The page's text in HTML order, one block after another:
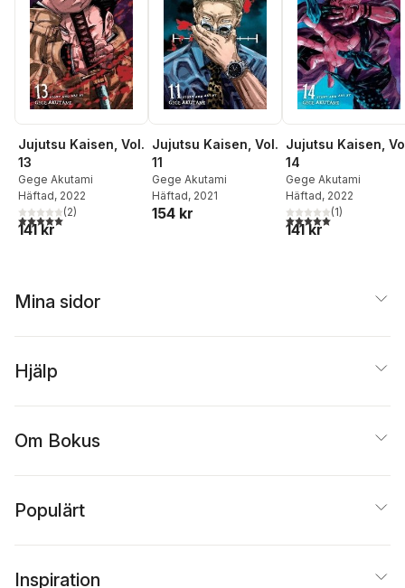
Jujutsu Kaisen, Vol.
13
Gege Akutami
Häftad, 2022
5,0utav 5 stjärnor. Totalt antal röster:
(2)
141 kr
Jujutsu Kaisen, Vol.
11
Gege Akutami
Häftad, 2021
154 kr
Jujutsu Kaisen,
14
Gege Akutami
Häftad, 2022
5,0utav 5 stjärnor.
(1)
141 kr
Mina sidor
Hjälp
Om Bokus
Populärt
Inspiration